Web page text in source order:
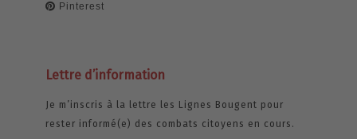
Pinterest
Lettre d’information
Je m’inscris à la lettre les Lignes Bougent pour
rester informé(e) des combats citoyens en cours.